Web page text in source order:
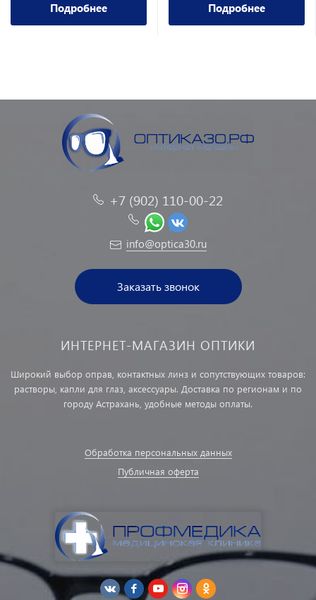
Подробнее Подробнее
+7 (902) 110-00-22
info@optica30.ru
Заказать звонок
ИНТЕРНЕТ-МАГАЗИН ОПТИКИ
Широкий выбор оправ, контактных линз и сопутствующих товаров:
растворы, капли для глаз, аксессуары. Доставка по регионам и по
городу Астрахань, удобные методы оплаты.
Обработка персональных данных
Публичная оферта